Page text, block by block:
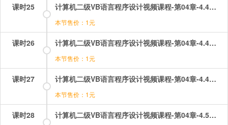
课时25 计算机二级VB语言程序设计视频课程-第04章-4.4常用内部函数（1）.mp4
本节售价：1元
课时26 计算机二级VB语言程序设计视频课程-第04章-4.4常用内部函数（2）.mp4
本节售价：1元
课时27 计算机二级VB语言程序设计视频课程-第04章-4.4常用内部函数（3）.mp4
本节售价：1元
课时28 计算机二级VB语言程序设计视频课程-第04章-4.5运算符与表达式.mp4